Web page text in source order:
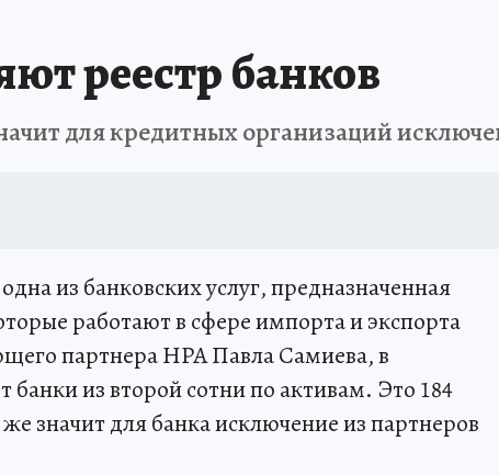
реестр банков
для кредитных организаций
из банковских услуг, предназначенная
работают в сфере импорта и экспорта
партнера НРА Павла Самиева, в
из второй сотни по активам. Это 184
значит для банка исключение из партнеров